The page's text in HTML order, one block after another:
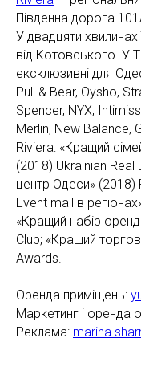
Південна дорога
У двадцяти хвилинах
від Котовського. У
ексклюзивні для
Pull & Bear, Oysho,
Spencer, NYX,
Merlin, New Balance,
Riviera: «Кращий
(2018) Ukrainian Real
центр Одеси»
Event mall в
«Кращий набір
Club; «Кращий
Awards.
Оренда приміщень:
Маркетинг і оренда
Реклама: